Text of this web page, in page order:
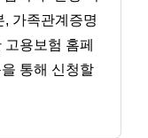
, 가족관계증명
용보험 홈페
통해 신청할